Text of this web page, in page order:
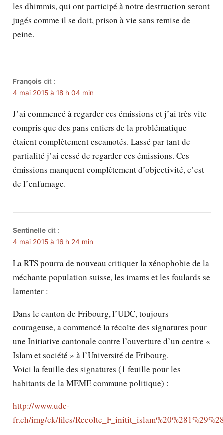
les dhimmis, qui ont participé à notre destruction seront
jugés comme il se doit, prison à vie sans remise de
peine.
François dit :
4 mai 2015 à 18 h 04 min
J’ai commencé à regarder ces émissions et j’ai très vite
compris que des pans entiers de la problématique
étaient complètement escamotés. Lassé par tant de
partialité j’ai cessé de regarder ces émissions. Ces
émissions manquent complètement d’objectivité, c’est
de l’enfumage.
Sentinelle dit :
4 mai 2015 à 16 h 24 min
La RTS pourra de nouveau critiquer la xénophobie de la
méchante population suisse, les imams et les foulards se
lamenter :
Dans le canton de Fribourg, l’UDC, toujours
courageuse, a commencé la récolte des signatures pour
une Initiative cantonale contre l’ouverture d’un centre «
Islam et société » à l’Université de Fribourg.
Voici la feuille des signatures (1 feuille pour les
habitants de la MEME commune politique) :
http://www.udc-
fr.ch/img/ck/files/